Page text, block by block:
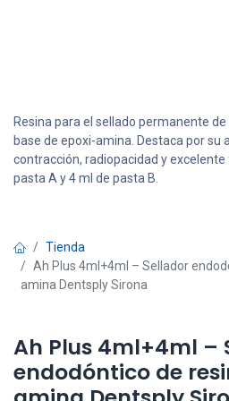
Resina para el sellado permanente
base de epoxi-amina. Destaca por su
contracción, radiopacidad y excelente
pasta A y 4 ml de pasta B.
Tienda
Ah Plus 4ml+4ml – Sellador
amina Dentsply Sirona
Ah Plus 4ml+4ml –
endodóntico de